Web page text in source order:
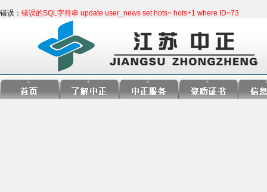
错误： 错误的SQL字符串 update user_news set hots= hots+1 where ID=73